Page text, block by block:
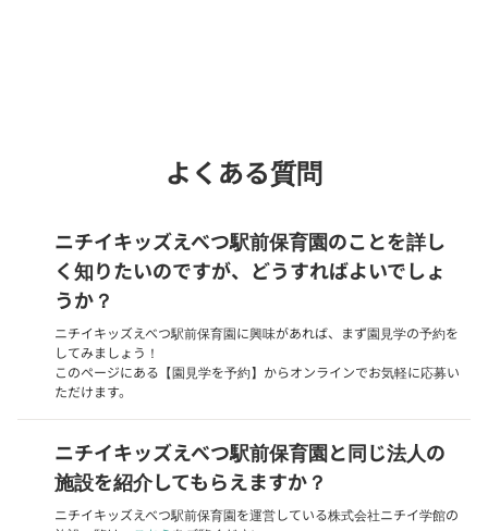
よくある質問
ニチイキッズえべつ駅前保育園のことを詳し
く知りたいのですが、どうすればよいでしょ
うか？
ニチイキッズえべつ駅前保育園に興味があれば、まず園見学の予約を
してみましょう！
このページにある【園見学を予約】からオンラインでお気軽に応募い
ただけます。
ニチイキッズえべつ駅前保育園と同じ法人の
施設を紹介してもらえますか？
ニチイキッズえべつ駅前保育園を運営している株式会社ニチイ学館の